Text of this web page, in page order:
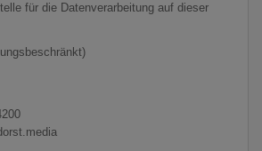
für die Datenverarbeitung auf dieser